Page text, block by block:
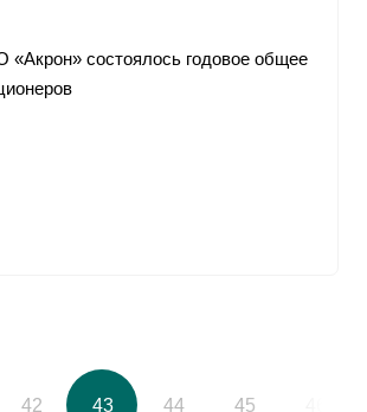
«Акрон» состоялось годовое общее
42 43 44 45